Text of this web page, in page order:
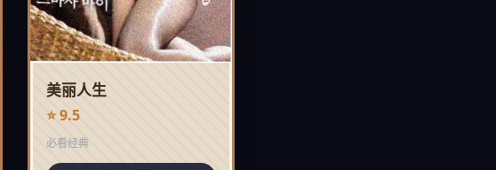
美丽人生
⭐ 9.5
必看经典